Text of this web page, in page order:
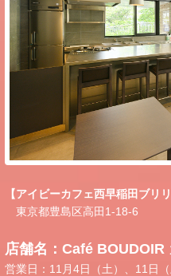
【アイビーカフェ西早稲田ブリ
東京都豊島区高田1-18-6
店舗名：Café BOUDOIR
営業日：11月4日（土）、11日